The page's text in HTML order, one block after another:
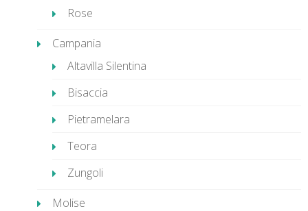
Rose
Campania
Altavilla Silentina
Bisaccia
Pietramelara
Teora
Zungoli
Molise